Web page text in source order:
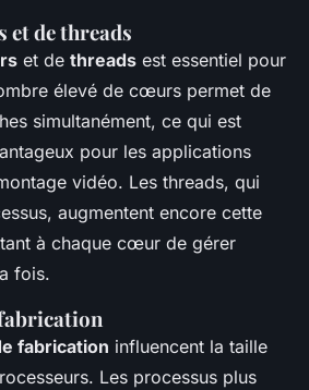
et de threads
et de threads est essentiel pour
élevé de cœurs permet de
simultanément, ce qui est
pour les applications
vidéo. Les threads, qui
augmentent encore cette
à chaque cœur de gérer
fois.
fabrication influencent la taille
Les processus plus